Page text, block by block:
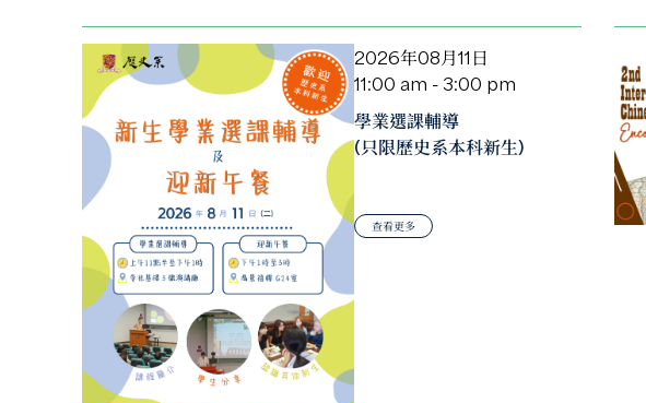
2026年08月11日
11:00 am - 3:00 pm
學業選課輔導
(只限歷史系本科新生)
查看更多